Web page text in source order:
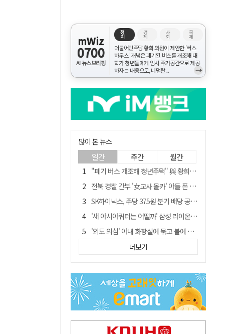
mWiz
0700
AI 뉴스브리핑
정
치
경
제
사
회
국
제
더불어민주당 황희 의원이 제안한 '버스
하우스' 개념은 폐기된 버스를 개조해 대
학가 청년들에게 임시 주거공간으로 제공
하자는 내용으로, 네덜란...
→
많이 본 뉴스
일간 주간 월간
"폐기 버스 개조해 청년주택" 與 황희…'딸 학비는 年 4200만원'
전북 경찰 간부 '女교사 몰카' 아들 폰 부수고…"처벌 못하는 사안" 내부망에 글
SK하이닉스, 주당 375원 분기 배당 공시…"3분기 중 주주환원 방안 확정"
'새 아시아쿼터는 어떨까' 삼성 라이온즈, 새 얼굴 투수 미야모리 영입
'외도 의심' 아내 화장실에 묶고 불에 달군 공구로 고문…남편 검거
박권현 청도군수, '햇빛 연금 사업' 공약 시동걸어
봉화서 주택 에어컨 실외기에서 시작된 불… 주택 화재로 번져
"3세 아동 학대"…대구 북구 국공립어린이집 교사 2명 검찰 송치
경찰, 9월 초부터 상피제 전격 실시…가족 사건 수사 못해
더보기